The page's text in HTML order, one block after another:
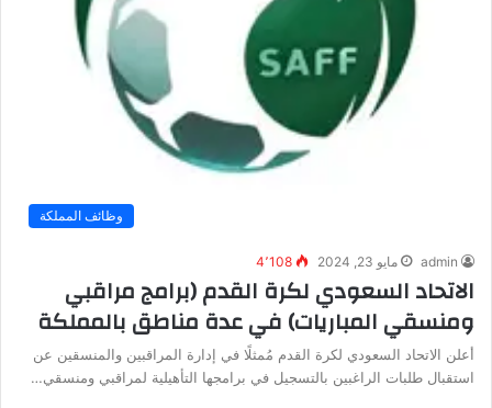
وظائف المملكة
admin مايو 23, 2024 4٬108
الاتحاد السعودي لكرة القدم (برامج مراقبي
ومنسقي المباريات) في عدة مناطق بالمملكة
أعلن الاتحاد السعودي لكرة القدم مُمثلًا في إدارة المراقبين والمنسقين عن
استقبال طلبات الراغبين بالتسجيل في برامجها التأهيلية لمراقبي ومنسقي…